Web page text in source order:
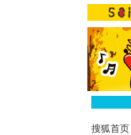
搜狐首页